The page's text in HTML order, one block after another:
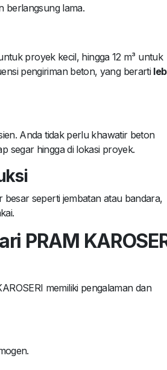
berlangsung lama.
proyek kecil, hingga 12 m³ untuk
pengiriman beton, yang berarti
Anda tidak perlu khawatir beton
segar hingga di lokasi proyek.
seperti jembatan atau bandara,
PRAM
memiliki pengalaman dan